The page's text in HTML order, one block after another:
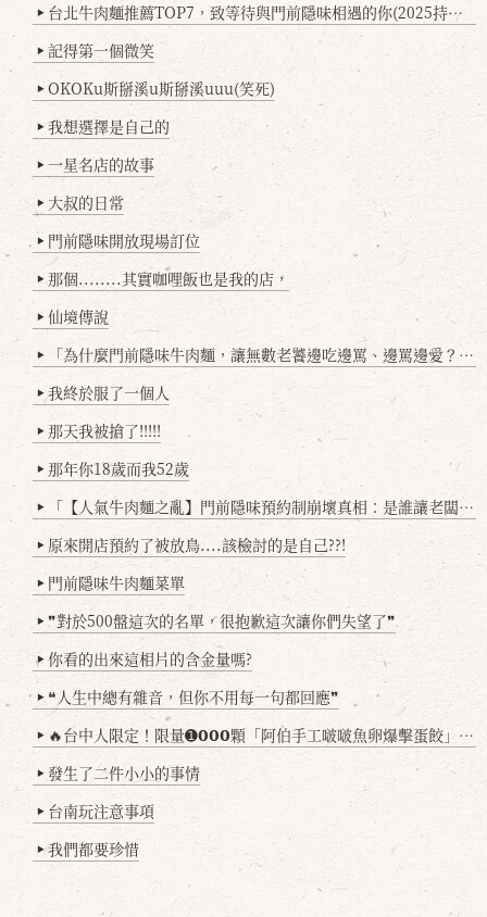
▶ 台北牛肉麵推薦TOP7，致等待與門前隱味相遇的你(2025持續更新
▶ 記得第一個微笑
▶ OKOKu斯掰溪u斯掰溪uuu(笑死)
▶ 我想選擇是自己的
▶ 一星名店的故事
▶ 大叔的日常
▶ 門前隱味開放現場訂位
▶ 那個........其實咖哩飯也是我的店，
▶ 仙境傳說
▶ 「為什麼門前隱味牛肉麵，讓無數老饕邊吃邊罵、邊罵邊愛？小辣雞揭密！」
▶ 我終於服了一個人
▶ 那天我被搶了!!!!!
▶ 那年你18歲而我52歲
▶ 「【人氣牛肉麵之亂】門前隱味預約制崩壞真相：是誰讓老闆心灰意冷？」
▶ 原來開店預約了被放鳥....該檢討的是自己??!
▶ 門前隱味牛肉麵菜單
▶ ❞對於500盤這次的名單，很抱歉這次讓你們失望了❞
▶ 你看的出來這相片的含金量嗎?
▶ ❝人生中總有雜音，但你不用每一句都回應❞
▶ 🔥台中人限定！限量➊𝟬𝟬𝟬顆「阿伯手工啵啵魚卵爆擊蛋餃」台北已被搶爆2萬顆，最後名額門前隱味只留給你！🥟💥
▶ 發生了二件小小的事情
▶ 台南玩注意事項
▶ 我們都要珍惜